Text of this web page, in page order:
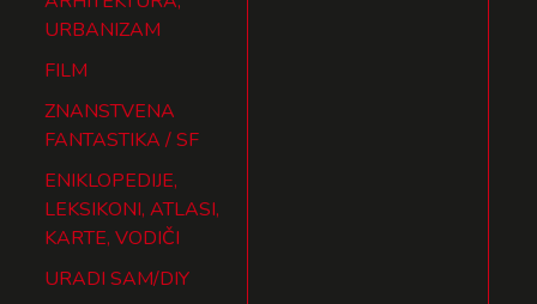
URBANIZAM
FILM
ZNANSTVENA
FANTASTIKA / SF
ENIKLOPEDIJE,
LEKSIKONI, ATLASI,
KARTE, VODIČI
URADI SAM/DIY